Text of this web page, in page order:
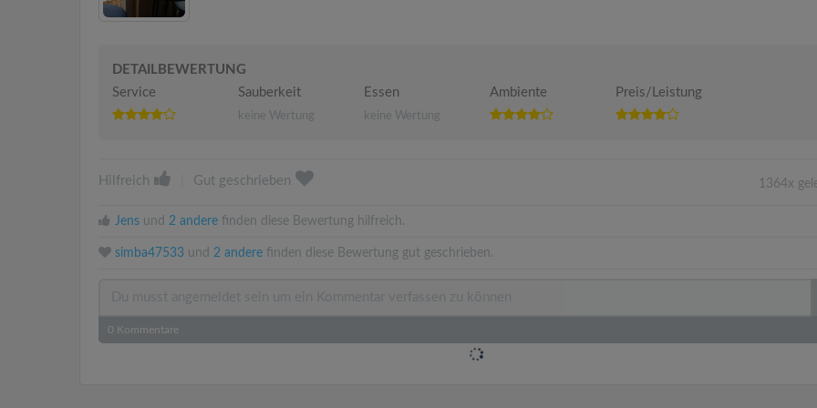
DETAILBEWERTUNG
Service
Sauberkeit
keine Wertung
Essen
keine Wertung
Ambiente Preis/Leistung
Hilfreich Gut geschrieben 1364x
Jens und 2 andere finden diese Bewertung hilfreich.
simba47533 und 2 andere finden diese Bewertung gut geschrieben.
0 Kommentare